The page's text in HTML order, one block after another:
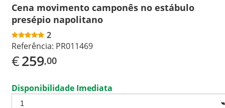
Cena movimento camponês no estábulo
presépio napolitano
2
Referência: PR011469
€259,00
Disponibilidade Imediata